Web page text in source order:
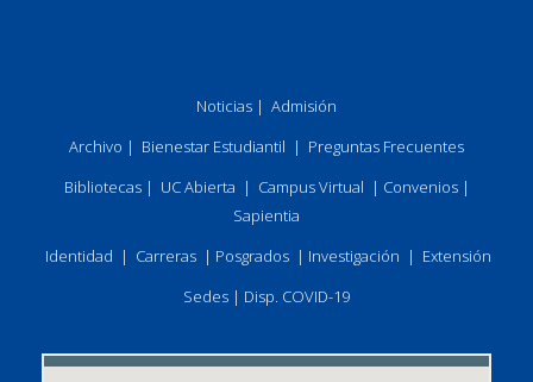
Noticias | Admisión
Archivo | Bienestar Estudiantil | Preguntas Frecuentes
Bibliotecas| UC Abierta | Campus Virtual | Convenios|
Sapientia
Identidad | Carreras | Posgrados | Investigación | Extensión
Sedes | Disp. COVID-19